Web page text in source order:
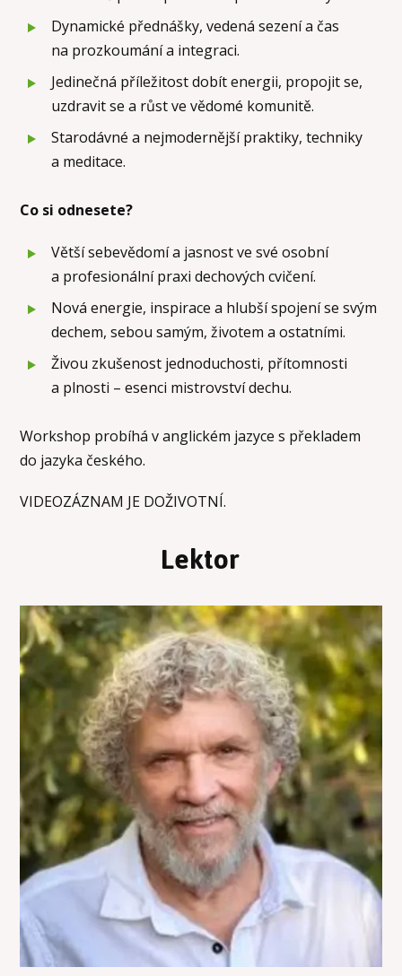
Dynamické přednášky, vedená sezení a čas
na prozkoumání a integraci.
Jedinečná příležitost dobít energii, propojit se,
uzdravit se a růst ve vědomé komunitě.
Starodávné a nejmodernější praktiky, techniky
a meditace.
Co si odnesete?
Větší sebevědomí a jasnost ve své osobní
a profesionální praxi dechových cvičení.
Nová energie, inspirace a hlubší spojení se svým
dechem, sebou samým, životem a ostatními.
Živou zkušenost jednoduchosti, přítomnosti
a plnosti – esenci mistrovství dechu.
Workshop probíhá v anglickém jazyce s překladem
do jazyka českého.
VIDEOZÁZNAM JE DOŽIVOTNÍ.
Lektor